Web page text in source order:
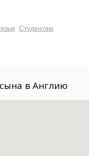
Студентам
в Англию